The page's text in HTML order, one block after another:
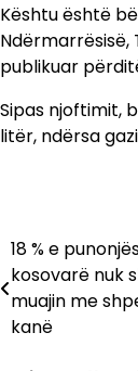
Kështu është
Ndërmarrësisë,
publikuar
Sipas njoftimit,
litër, ndërsa
Lëvizje
te
postimet
18 % e
kosovarë nuk
muajin me
kanë